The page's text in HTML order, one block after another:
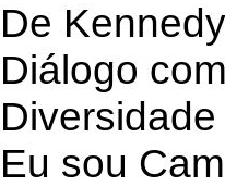
De
Diálogo
Eu sou